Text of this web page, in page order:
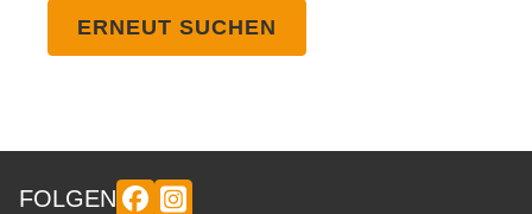
ERNEUT SUCHEN
FOLGEN